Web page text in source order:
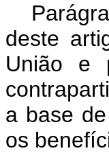
deste
União e
a base
os